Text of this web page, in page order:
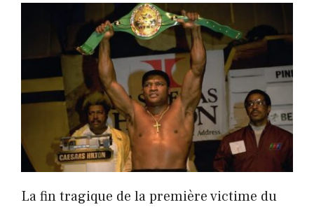
La fin tragique de la première victime du